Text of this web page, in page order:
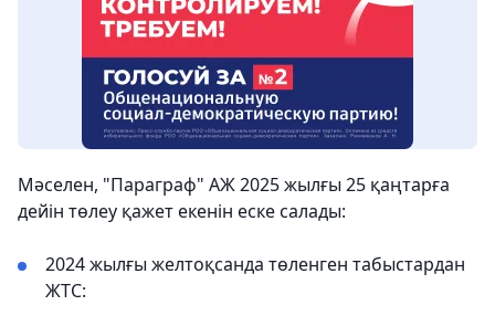
Мәселен, "Параграф" АЖ 2025 жылғы 25 қаңтарға
дейін төлеу қажет екенін еске салады:
2024 жылғы желтоқсанда төленген табыстардан
ЖТС: